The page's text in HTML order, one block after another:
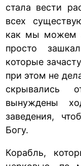
стала вести
всех
как мы можем
просто
которые
при этом не
скрывались
вынуждены
заведения,
Богу.
Корабль,